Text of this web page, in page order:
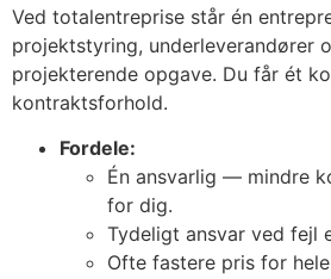
Ved totalentreprise står én
projektstyring, underleverandører
projekterende opgave. Du får ét
kontraktsforhold.
Fordele:
Én ansvarlig — mindre
for dig.
Tydeligt ansvar ved fejl
Ofte fastere pris for